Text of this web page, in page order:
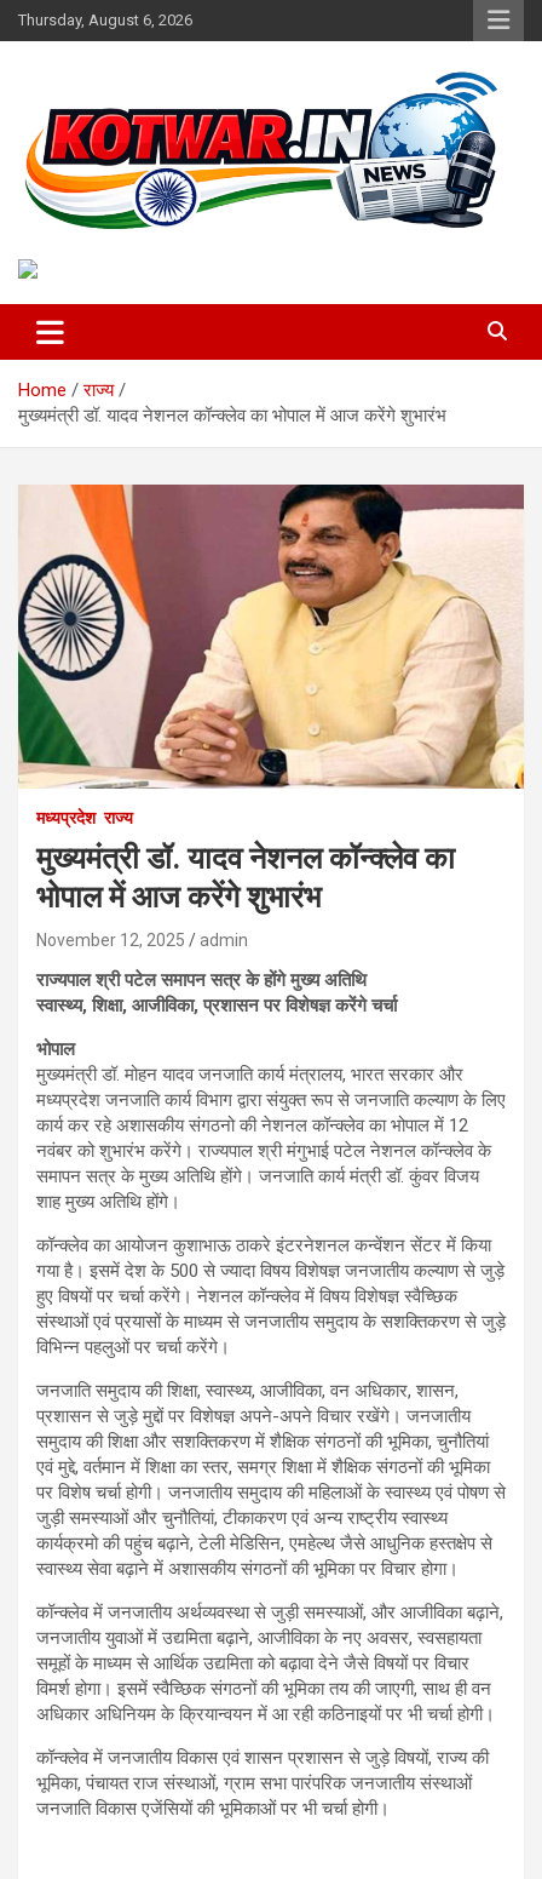
Skip
to
Thursday, August 6, 2026
kotwar.in
Home
राज्य
मुख्यमंत्री डॉ. यादव नेशनल कॉन्क्लेव का भोपाल में आज करेंगे शुभारंभ
मध्यप्रदेश राज्य
मुख्यमंत्री डॉ. यादव नेशनल कॉन्क्लेव का
भोपाल में आज करेंगे शुभारंभ
November 12, 2025 admin
राज्यपाल श्री पटेल समापन सत्र के होंगे मुख्य अतिथि
स्वास्थ्य, शिक्षा, आजीविका, प्रशासन पर विशेषज्ञ करेंगे चर्चा
भोपाल
मुख्यमंत्री डॉ. मोहन यादव जनजाति कार्य मंत्रालय, भारत सरकार और
मध्यप्रदेश जनजाति कार्य विभाग द्वारा संयुक्त रूप से जनजाति कल्याण के लिए
कार्य कर रहे अशासकीय संगठनो की नेशनल कॉन्क्लेव का भोपाल में 12
नवंबर को शुभारंभ करेंगे। राज्यपाल श्री मंगुभाई पटेल नेशनल कॉन्क्लेव के
समापन सत्र के मुख्य अतिथि होंगे। जनजाति कार्य मंत्री डॉ. कुंवर विजय
शाह मुख्य अतिथि होंगे।
कॉन्क्लेव का आयोजन कुशाभाऊ ठाकरे इंटरनेशनल कन्वेंशन सेंटर में किया
गया है। इसमें देश के 500 से ज्यादा विषय विशेषज्ञ जनजातीय कल्याण से जुड़े
हुए विषयों पर चर्चा करेंगे। नेशनल कॉन्क्लेव में विषय विशेषज्ञ स्वैच्छिक
संस्थाओं एवं प्रयासों के माध्यम से जनजातीय समुदाय के सशक्तिकरण से जुड़े
विभिन्न पहलुओं पर चर्चा करेंगे।
जनजाति समुदाय की शिक्षा, स्वास्थ्य, आजीविका, वन अधिकार, शासन,
प्रशासन से जुड़े मुद्दों पर विशेषज्ञ अपने-अपने विचार रखेंगे। जनजातीय
समुदाय की शिक्षा और सशक्तिकरण में शैक्षिक संगठनों की भूमिका, चुनौतियां
एवं मुद्दे, वर्तमान में शिक्षा का स्तर, समग्र शिक्षा में शैक्षिक संगठनों की भूमिका
पर विशेष चर्चा होगी। जनजातीय समुदाय की महिलाओं के स्वास्थ्य एवं पोषण से
जुड़ी समस्याओं और चुनौतियां, टीकाकरण एवं अन्य राष्ट्रीय स्वास्थ्य
कार्यक्रमो की पहुंच बढ़ाने, टेली मेडिसिन, एमहेल्थ जैसे आधुनिक हस्तक्षेप से
स्वास्थ्य सेवा बढ़ाने में अशासकीय संगठनों की भूमिका पर विचार होगा।
कॉन्क्लेव में जनजातीय अर्थव्यवस्था से जुड़ी समस्याओं, और आजीविका बढ़ाने,
जनजातीय युवाओं में उद्यमिता बढ़ाने, आजीविका के नए अवसर, स्वसहायता
समूहों के माध्यम से आर्थिक उद्यमिता को बढ़ावा देने जैसे विषयों पर विचार
विमर्श होगा। इसमें स्वैच्छिक संगठनों की भूमिका तय की जाएगी, साथ ही वन
अधिकार अधिनियम के क्रियान्वयन में आ रही कठिनाइयों पर भी चर्चा होगी।
कॉन्क्लेव में जनजातीय विकास एवं शासन प्रशासन से जुड़े विषयों, राज्य की
भूमिका, पंचायत राज संस्थाओं, ग्राम सभा पारंपरिक जनजातीय संस्थाओं
जनजाति विकास एजेंसियों की भूमिकाओं पर भी चर्चा होगी।